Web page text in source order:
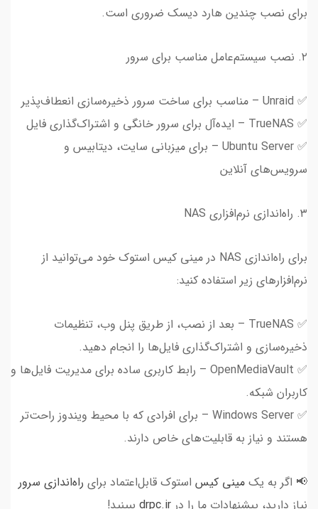
برای نصب چندین هارد دیسک ضروری است.
۲. نصب سیستم‌عامل مناسب برای سرور
✅ Unraid – مناسب برای ساخت سرور ذخیره‌سازی انعطاف‌پذیر
✅ TrueNAS – ایده‌آل برای سرور خانگی و اشتراک‌گذاری فایل
✅ Ubuntu Server – برای میزبانی سایت، دیتابیس و
سرویس‌های آنلاین
۳. راه‌اندازی نرم‌افزاری NAS
برای راه‌اندازی NAS در مینی کیس استوک خود می‌توانید از
نرم‌افزارهای زیر استفاده کنید:
✅ TrueNAS – بعد از نصب، از طریق پنل وب، تنظیمات
ذخیره‌سازی و اشتراک‌گذاری فایل‌ها را انجام دهید.
✅ OpenMediaVault – رابط کاربری ساده برای مدیریت فایل‌ها و
کاربران شبکه.
✅ Windows Server – برای افرادی که با محیط ویندوز راحت‌تر
هستند و نیاز به قابلیت‌های خاص دارند.
📢 اگر به یک مینی کیس استوک قابل‌اعتماد برای راه‌اندازی سرور
نیاز دارید، پیشنهادات ما را در drpc.ir ببینید!